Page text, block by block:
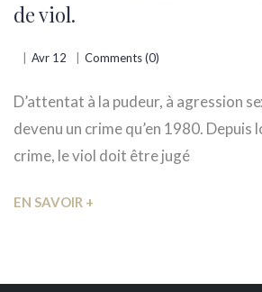
de viol.
Avr 12 Comments (0)
D’attentat à la pudeur, à agression
devenu un crime qu’en 1980.
crime, le viol doit être jugé
EN SAVOIR +